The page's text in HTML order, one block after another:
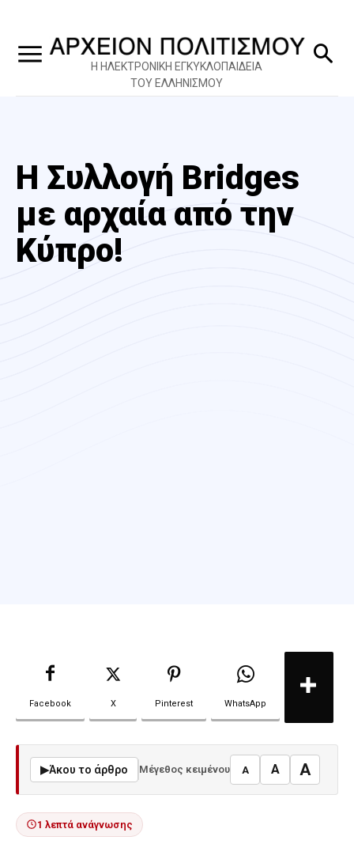
Η ΗΛΕΚΤΡΟΝΙΚΗ ΕΓΚΥΚΛΟΠΑΙΔΕΙΑ
ΤΟΥ ΕΛΛΗΝΙΣΜΟΥ
Η Συλλογή Bridges
με αρχαία από την
Κύπρο!
Facebook X Pinterest WhatsApp
▶Άκου το άρθρο Μέγεθος κειμένου A A A
1 λεπτά ανάγνωσης